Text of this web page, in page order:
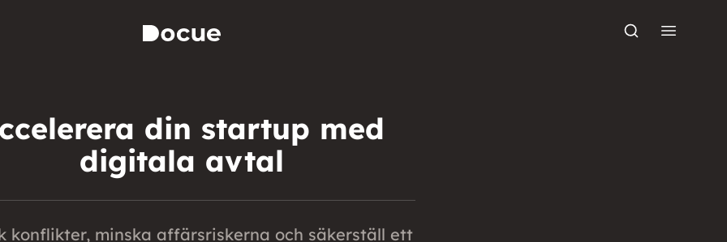
din startup med
digitala avtal
konflikter, minska affärsriskerna och säkerställ ett